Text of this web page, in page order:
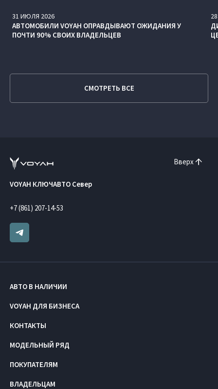
31 ИЮЛЯ 2026
АВТОМОБИЛИ VOYAH ОПРАВДЫВАЮТ ОЖИДАНИЯ У
ПОЧТИ 90% СВОИХ ВЛАДЕЛЬЦЕВ
28
СМОТРЕТЬ ВСЕ
Вверх
VOYAH КЛЮЧАВТО Север
+7 (861) 207-14-53
АВТО В НАЛИЧИИ
VOYAH ДЛЯ БИЗНЕСА
КОНТАКТЫ
МОДЕЛЬНЫЙ РЯД
ПОКУПАТЕЛЯМ
ВЛАДЕЛЬЦАМ